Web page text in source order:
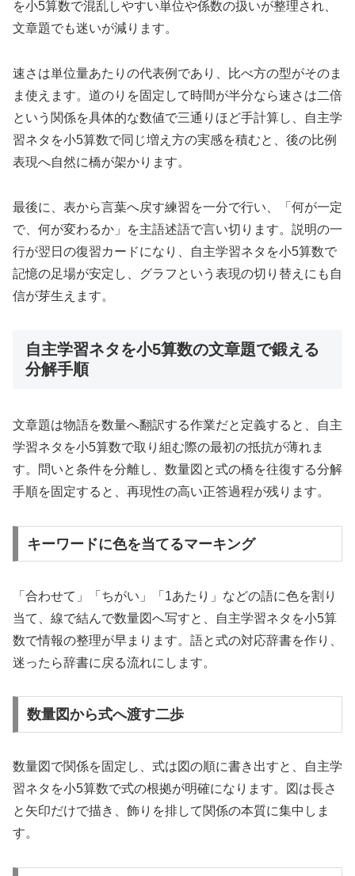
を小5算数で混乱しやすい単位や係数の扱いが整理され、
文章題でも迷いが減ります。
速さは単位量あたりの代表例であり、比べ方の型がそのま
ま使えます。道のりを固定して時間が半分なら速さは二倍
という関係を具体的な数値で三通りほど手計算し、自主学
習ネタを小5算数で同じ増え方の実感を積むと、後の比例
表現へ自然に橋が架かります。
最後に、表から言葉へ戻す練習を一分で行い、「何が一定
で、何が変わるか」を主語述語で言い切ります。説明の一
行が翌日の復習カードになり、自主学習ネタを小5算数で
記憶の足場が安定し、グラフという表現の切り替えにも自
信が芽生えます。
自主学習ネタを小5算数の文章題で鍛える
分解手順
文章題は物語を数量へ翻訳する作業だと定義すると、自主
学習ネタを小5算数で取り組む際の最初の抵抗が薄れま
す。問いと条件を分離し、数量図と式の橋を往復する分解
手順を固定すると、再現性の高い正答過程が残ります。
キーワードに色を当てるマーキング
「合わせて」「ちがい」「1あたり」などの語に色を割り
当て、線で結んで数量図へ写すと、自主学習ネタを小5算
数で情報の整理が早まります。語と式の対応辞書を作り、
迷ったら辞書に戻る流れにします。
数量図から式へ渡す二歩
数量図で関係を固定し、式は図の順に書き出すと、自主学
習ネタを小5算数で式の根拠が明確になります。図は長さ
と矢印だけで描き、飾りを排して関係の本質に集中しま
す。